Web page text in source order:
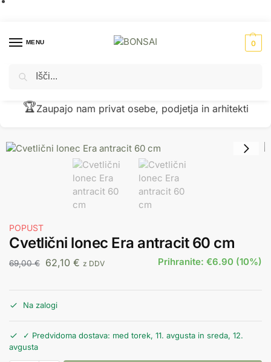
MENU 0
Domov / Okrasni lonci - cvetlična korita
🏆Zaupajo nam privat osebe, podjetja in arhitekti
POPUST
Cvetlični lonec Era antracit 60 cm
69,00€ 62,10 € z DDV Prihranite: €6.90 (10%)
Na zalogi
✓ Predvidoma dostava: med torek, 11. avgusta in sreda, 12.
avgusta